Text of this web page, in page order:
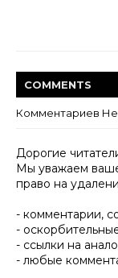
COMMENTS
Комментариев
Дорогие
Мы уважаем
право на
- комментарии,
-
- ссылки на
- любые